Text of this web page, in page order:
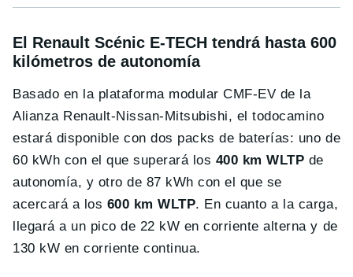
El Renault Scénic E-TECH tendrá hasta 600
kilómetros de autonomía
Basado en la plataforma modular CMF-EV de la
Alianza Renault-Nissan-Mitsubishi, el todocamino
estará disponible con dos packs de baterías: uno de
60 kWh con el que superará los 400 km WLTP de
autonomía, y otro de 87 kWh con el que se
acercará a los 600 km WLTP. En cuanto a la carga,
llegará a un pico de 22 kW en corriente alterna y de
130 kW en corriente continua.